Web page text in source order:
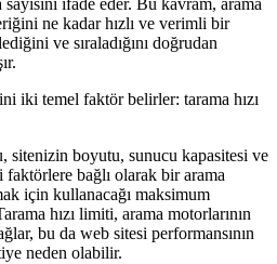
ifade eder. Bu kavram, arama
ne kadar hızlı ve verimli bir
ve sıraladığını doğrudan
iki temel faktör belirler: tarama hızı
sitenizin boyutu, sunucu kapasitesi ve
bağlı olarak bir arama
için kullanacağı maksimum
hızı limiti, arama motorlarının
bu da web sitesi performansının
neden olabilir.